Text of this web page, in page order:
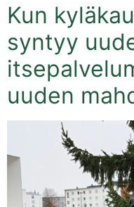
Kun
syntyy
uuden